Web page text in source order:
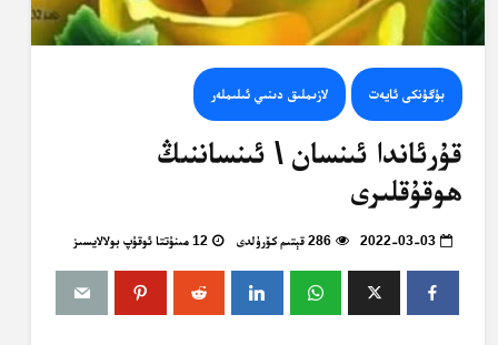
بۈگۈنكى ئايەت لازىملىق دىنىي ئىلىملەر
قۇرئاندا ئىنسان \ ئىنساننىڭ
ھوقۇقلىرى
2022-03-03 286 قېتىم كۆرۈلدى 12 مىنۇتتا ئوقۇپ بولالايسىز